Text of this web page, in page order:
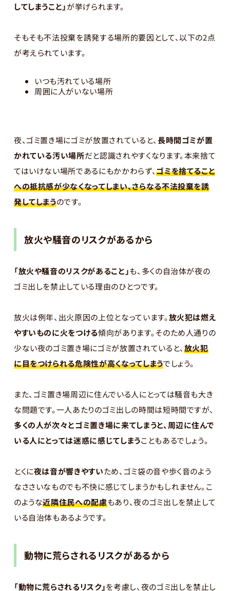
してしまうこと」が挙げられます。
そもそも不法投棄を誘発する場所的要因として、以下の2点
が考えられています。
いつも汚れている場所
周囲に人がいない場所
夜、ゴミ置き場にゴミが放置されていると、 長時間ゴミが置
かれている汚い場所だと認識されやすくなります。本来捨て
てはいけない場所であるにもかかわらず、ゴミを捨てること
への抵抗感が少なくなってしまい、さらなる不法投棄を誘
発してしまうのです。
放火や騒音のリスクがあるから
「放火や騒音のリスクがあること」も、多くの自治体が夜の
ゴミ出しを禁止している理由のひとつです。
放火は例年、出火原因の上位となっています。放火犯は燃え
やすいものに火をつける傾向があります。そのため人通りの
少ない夜のゴミ置き場にゴミが放置されていると、 放火犯
に目をつけられる危険性が高くなってしまうでしょう。
また、ゴミ置き場周辺に住んでいる人にとっては騒音も大き
な問題です。一人あたりのゴミ出しの時間は短時間ですが、
多くの人が次々とゴミ置き場に来てしまうと、周辺に住んで
いる人にとっては迷惑に感じてしまうこともあるでしょう。
とくに夜は音が響きやすいため、ゴミ袋の音や歩く音のよう
なささいなものでも不快に感じてしまうかもしれません。こ
のような近隣住民への配慮もあり、夜のゴミ出しを禁止して
いる自治体もあるようです。
動物に荒らされるリスクがあるから
「動物に荒らされるリスク」を考慮し、夜のゴミ出しを禁止し